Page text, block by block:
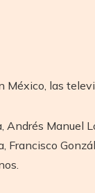
las
Andrés
Francisco